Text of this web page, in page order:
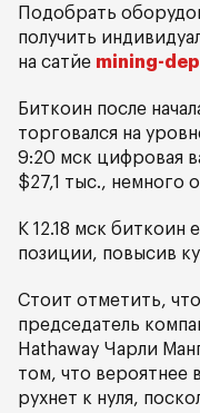
Подобрать
получить
на сатйе mining-
Биткоин после
торговался на
9:20 мск цифровая
$27,1 тыс., немного
К 12.18 мск биткоин
позиции, повысив
Стоит отметить,
председатель
Hathaway Чарли
том, что вероятнее
рухнет к нуля,